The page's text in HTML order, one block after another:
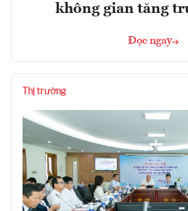
không gian tăng
Đọc ngay
Thị trường